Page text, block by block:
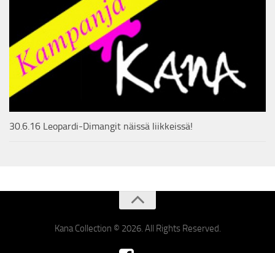
30.6.16 Leopardi-Dimangit näissä liikkeissä!
Kana Collection © 2026. All Rights Reserved.